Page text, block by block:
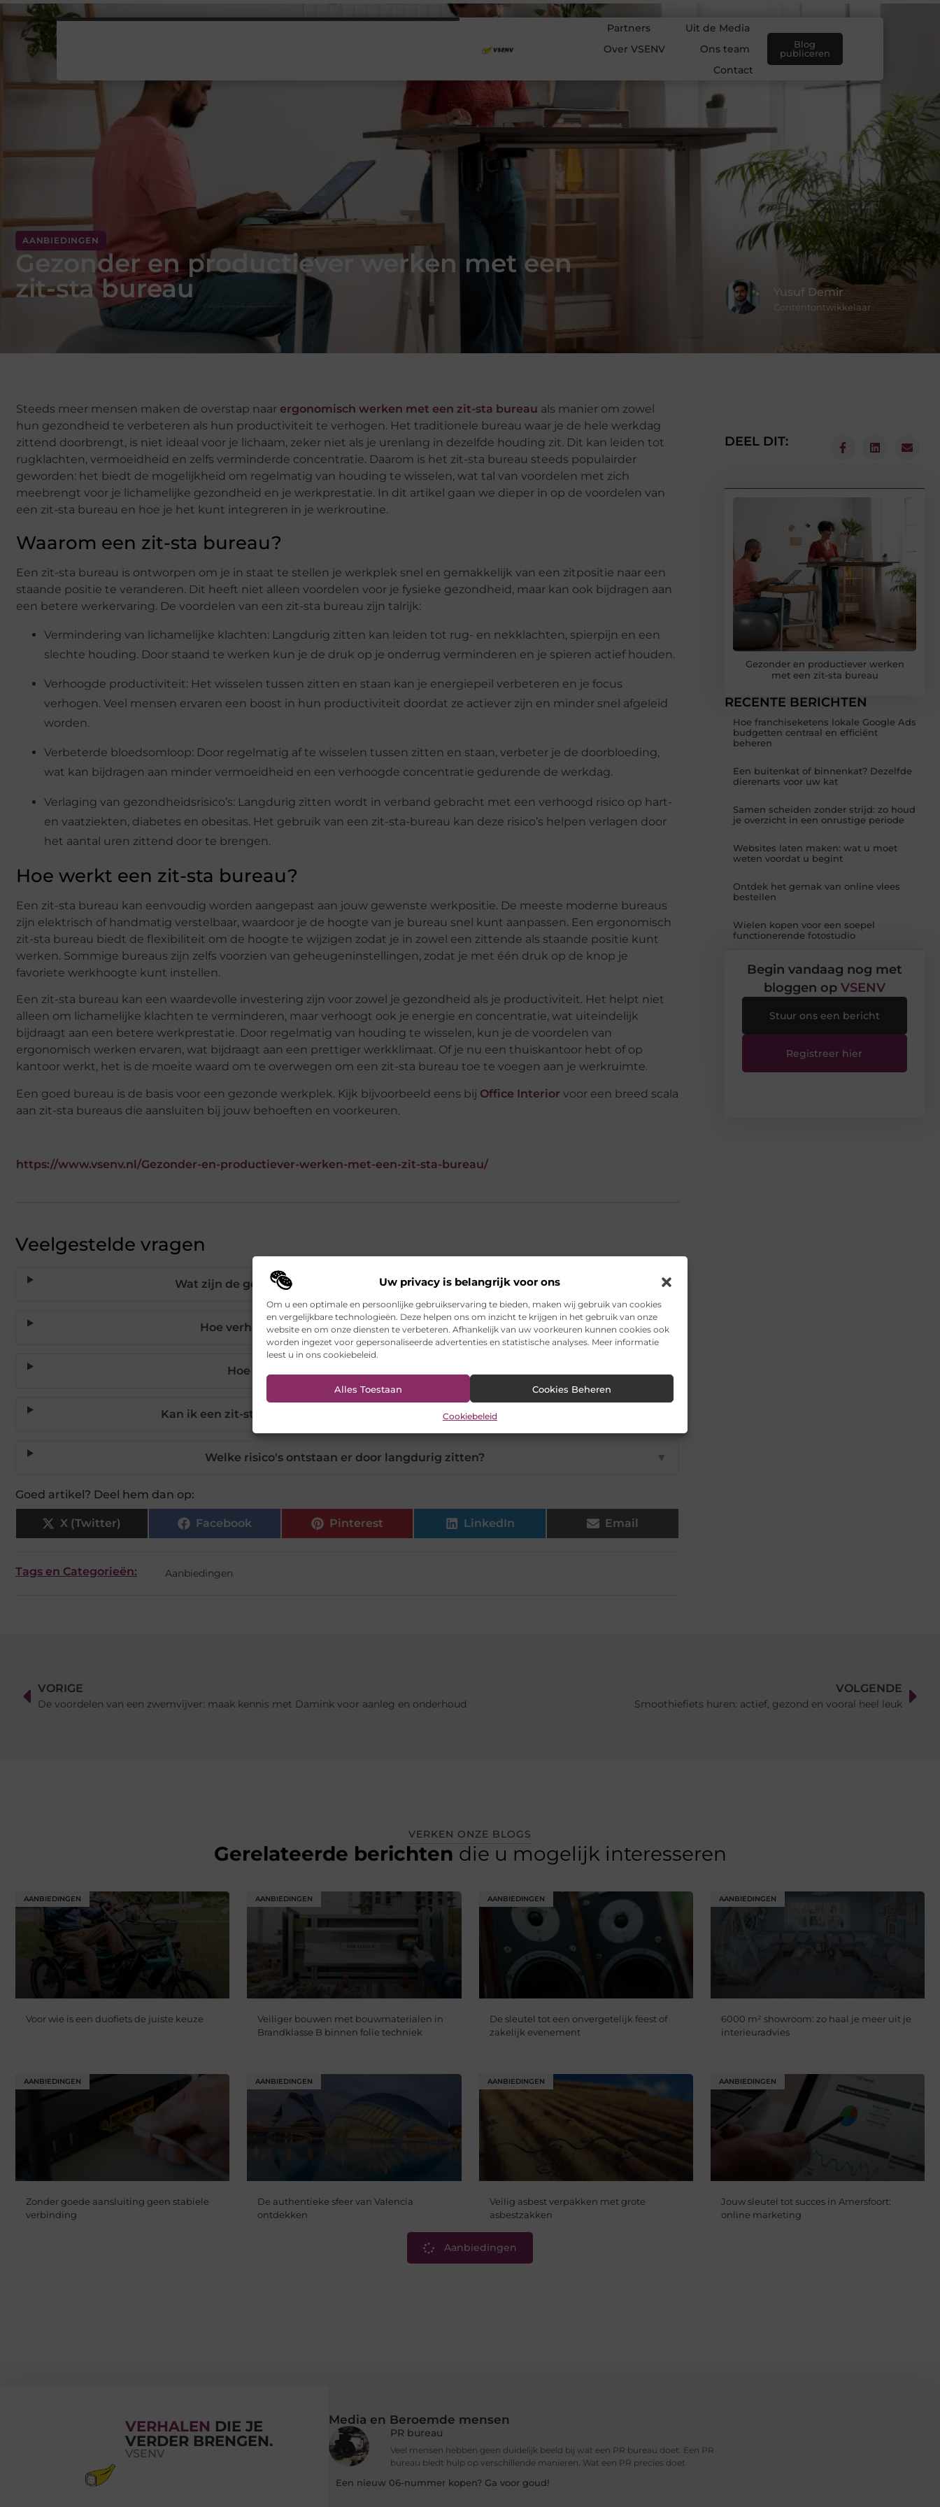
Uw privacy is belangrijk voor ons
Om u een optimale en persoonlijke gebruikservaring te bieden, maken wij gebruik van cookies
en vergelijkbare technologieën. Deze helpen ons om inzicht te krijgen in het gebruik van onze
website en om onze diensten te verbeteren. Afhankelijk van uw voorkeuren kunnen cookies ook
worden ingezet voor gepersonaliseerde advertenties en statistische analyses. Meer informatie
leest u in ons cookiebeleid.
Alles Toestaan Cookies Beheren
Cookiebeleid
Partners
Uit de Media
Over VSENV
Ons team
Contact
Blog
publiceren
AANBIEDINGEN
Gezonder en productiever werken met een
zit-sta bureau
Yusuf Demir
Contentontwikkelaar
Steeds meer mensen maken de overstap naar ergonomisch werken met een zit-sta bureau als manier om zowel
hun gezondheid te verbeteren als hun productiviteit te verhogen. Het traditionele bureau waar je de hele werkdag
zittend doorbrengt, is niet ideaal voor je lichaam, zeker niet als je urenlang in dezelfde houding zit. Dit kan leiden tot
rugklachten, vermoeidheid en zelfs verminderde concentratie. Daarom is het zit-sta bureau steeds populairder
geworden: het biedt de mogelijkheid om regelmatig van houding te wisselen, wat tal van voordelen met zich
meebrengt voor je lichamelijke gezondheid en je werkprestatie. In dit artikel gaan we dieper in op de voordelen van
een zit-sta bureau en hoe je het kunt integreren in je werkroutine.
Waarom een zit-sta bureau?
Een zit-sta bureau is ontworpen om je in staat te stellen je werkplek snel en gemakkelijk van een zitpositie naar een
staande positie te veranderen. Dit heeft niet alleen voordelen voor je fysieke gezondheid, maar kan ook bijdragen aan
een betere werkervaring. De voordelen van een zit-sta bureau zijn talrijk:
Vermindering van lichamelijke klachten: Langdurig zitten kan leiden tot rug- en nekklachten, spierpijn en een
slechte houding. Door staand te werken kun je de druk op je onderrug verminderen en je spieren actief houden.
Verhoogde productiviteit: Het wisselen tussen zitten en staan kan je energiepeil verbeteren en je focus
verhogen. Veel mensen ervaren een boost in hun productiviteit doordat ze actiever zijn en minder snel afgeleid
worden.
Verbeterde bloedsomloop: Door regelmatig af te wisselen tussen zitten en staan, verbeter je de doorbloeding,
wat kan bijdragen aan minder vermoeidheid en een verhoogde concentratie gedurende de werkdag.
Verlaging van gezondheidsrisico’s: Langdurig zitten wordt in verband gebracht met een verhoogd risico op hart-
en vaatziekten, diabetes en obesitas. Het gebruik van een zit-sta-bureau kan deze risico’s helpen verlagen door
het aantal uren zittend door te brengen.
Hoe werkt een zit-sta bureau?
Een zit-sta bureau kan eenvoudig worden aangepast aan jouw gewenste werkpositie. De meeste moderne bureaus
zijn elektrisch of handmatig verstelbaar, waardoor je de hoogte van je bureau snel kunt aanpassen. Een ergonomisch
zit-sta bureau biedt de flexibiliteit om de hoogte te wijzigen zodat je in zowel een zittende als staande positie kunt
werken. Sommige bureaus zijn zelfs voorzien van geheugeninstellingen, zodat je met één druk op de knop je
favoriete werkhoogte kunt instellen.
Een zit-sta bureau kan een waardevolle investering zijn voor zowel je gezondheid als je productiviteit. Het helpt niet
alleen om lichamelijke klachten te verminderen, maar verhoogt ook je energie en concentratie, wat uiteindelijk
bijdraagt aan een betere werkprestatie. Door regelmatig van houding te wisselen, kun je de voordelen van
ergonomisch werken ervaren, wat bijdraagt aan een prettiger werkklimaat. Of je nu een thuiskantoor hebt of op
kantoor werkt, het is de moeite waard om te overwegen om een zit-sta bureau toe te voegen aan je werkruimte.
Een goed bureau is de basis voor een gezonde werkplek. Kijk bijvoorbeeld eens bij Office Interior voor een breed scala
aan zit-sta bureaus die aansluiten bij jouw behoeften en voorkeuren.
https://www.vsenv.nl/Gezonder-en-productiever-werken-met-een-zit-sta-bureau/
Veelgestelde vragen
Wat zijn de gezondheidsvoordelen van een zit-sta bureau? ▼
Hoe verhoogt een zit-sta bureau je productiviteit? ▼
Hoe werkt een elektrisch zit-sta bureau?
Kan ik een zit-sta bureau zowel thuis als op kantoor gebruiken?
Welke risico's ontstaan er door langdurig zitten? ▼
Goed artikel? Deel hem dan op:
X (Twitter) Facebook Pinterest LinkedIn Email
Tags en Categorieën: Aanbiedingen
DEEL DIT:
Gezonder en productiever werken
met een zit-sta bureau
RECENTE BERICHTEN
Hoe franchiseketens lokale Google Ads
budgetten centraal en efficiënt
beheren
Een buitenkat of binnenkat? Dezelfde
dierenarts voor uw kat
Samen scheiden zonder strijd: zo houd
je overzicht in een onrustige periode
Websites laten maken: wat u moet
weten voordat u begint
Ontdek het gemak van online vlees
bestellen
Wielen kopen voor een soepel
functionerende fotostudio
Begin vandaag nog met
bloggen op VSENV
Stuur ons een bericht
Registreer hier
VORIGE
De voordelen van een zwemvijver: maak kennis met Damink voor aanleg en onderhoud
VOLGENDE
Smoothiefiets huren: actief, gezond en vooral heel leuk
VERKEN ONZE BLOGS
Gerelateerde berichten die u mogelijk interesseren
AANBIEDINGEN
Voor wie is een duofiets de juiste keuze
AANBIEDINGEN
Veiliger bouwen met bouwmaterialen in
Brandklasse B binnen folie techniek
AANBIEDINGEN
De sleutel tot een onvergetelijk feest of
zakelijk evenement
AANBIEDINGEN
6000 m² showroom: zo haal je meer uit je
interieuradvies
AANBIEDINGEN
Zonder goede aansluiting geen stabiele
verbinding
AANBIEDINGEN
De authentieke sfeer van Valencia
ontdekken
AANBIEDINGEN
Veilig asbest verpakken met grote
asbestzakken
AANBIEDINGEN
Jouw sleutel tot succes in Amersfoort:
online marketing
Aanbiedingen
VERHALEN DIE JE
VERDER BRENGEN.
VSENV
Media en Beroemde mensen
PR bureau
Veel mensen hebben geen duidelijk beeld bij wat een PR bureau doet. Een PR
bureau biedt hulp op verschillende manieren. Wat een PR precies doet
Een nieuw 06-nummer kopen? Ga voor goud!